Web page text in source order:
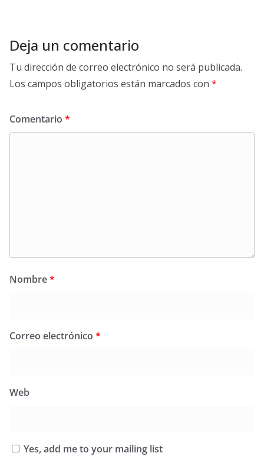
Deja un comentario
Tu dirección de correo electrónico no será publicada.
Los campos obligatorios están marcados con *
Comentario *
Nombre*
Correo electrónico *
Web
Yes, add me to your mailing list